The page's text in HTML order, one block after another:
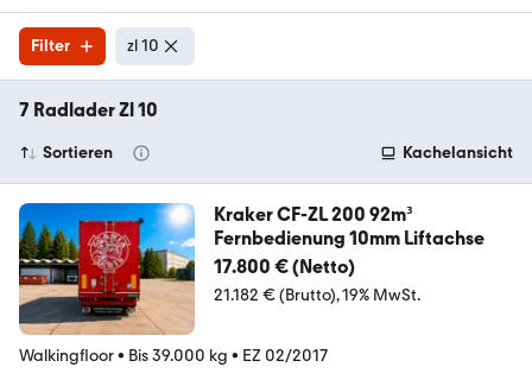
Filter zl 10
7 Radlader Zl 10
Sortieren Kachelansicht
Kraker CF-ZL 200 92m³
Fernbedienung 10mm Liftachse
17.800 € (Netto)
21.182 € (Brutto) 19% MwSt.
Walkingfloor• Bis 39.000 kg • EZ 02/2017